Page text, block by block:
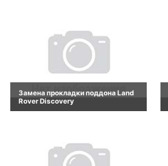
Замена прокладки поддона Land
Rover Discovery